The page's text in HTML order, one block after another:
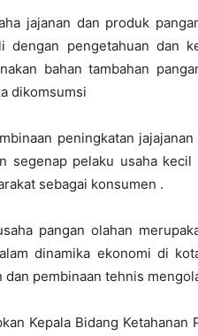
jajanan dan produk
pengetahuan dan
bahan tambahan
dikomsumsi
peningkatan
segenap pelaku usaha
sebagai konsumen .
pangan olahan
dinamika ekonomi di
pembinaan tehnis
Kepala Bidang Ketahanan